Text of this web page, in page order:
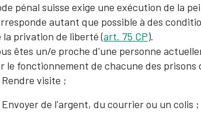
pénal suisse exige une exécution de la
autant que possible à des
la privation de liberté (art. 75 CP).​
êtes un/e proche d'une personne
le fonctionnement de chac​une des
Rendre visite ;
Envoyer de l'argent, du courrier ou un colis ;